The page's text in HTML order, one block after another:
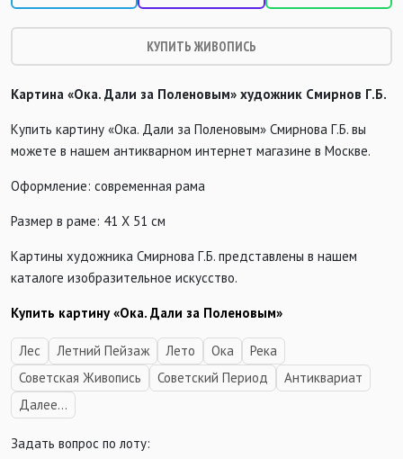
КУПИТЬ ЖИВОПИСЬ
Картина «Ока. Дали за Поленовым» художник Смирнов Г.Б.
Купить картину «Ока. Дали за Поленовым» Смирнова Г.Б. вы
можете в нашем антикварном интернет магазине в Москве.
Оформление: современная рама
Размер в раме: 41 Х 51 см
Картины художника Смирнова Г.Б. представлены в нашем
каталоге изобразительное искусство.
Купить картину «Ока. Дали за Поленовым»
Лес Летний Пейзаж Лето Ока
Река
Советская Живопись
Советский Период
Антиквариат
Далее...
Задать вопрос по лоту: